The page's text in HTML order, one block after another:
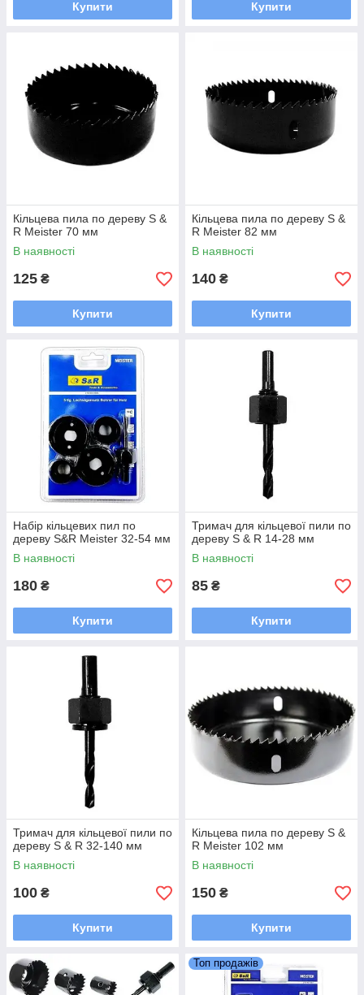
Купити Купити
Кільцева пила по дереву S &
R Meister 70 мм
В наявності
125 ₴
Купити
Кільцева пила по дереву S &
R Meister 82 мм
В наявності
140 ₴
Купити
Набір кільцевих пил по
дереву S&R Meister 32-54 мм
В наявності
180 ₴
Купити
Тримач для кільцевої пили по
дереву S & R 14-28 мм
В наявності
85 ₴
Купити
Тримач для кільцевої пили по
дереву S & R 32-140 мм
В наявності
100 ₴
Купити
Кільцева пила по дереву S &
R Meister 102 мм
В наявності
150 ₴
Купити
Топ продажів